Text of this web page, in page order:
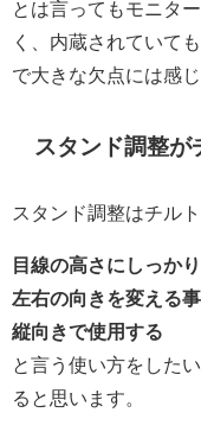
とは言ってもモニタ
く、内蔵されていて
で大きな欠点には感
スタンド調整が
スタンド調整はチル
目線の高さにしっか
左右の向きを変える
縦向きで使用する
と言う使い方をした
ると思います。